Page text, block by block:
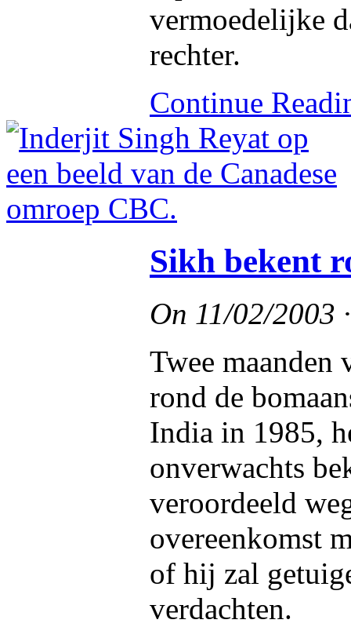
vermoedelijke
rechter.
Continue
Sikh bekent
On 11/02/2003
Twee maanden
rond de
India in 1985,
onverwachts
veroordeeld
overeenkomst
of hij zal
verdachten.